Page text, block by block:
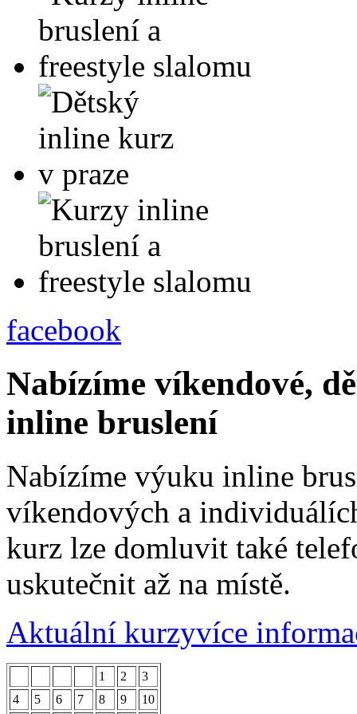
facebook
Nabízíme víkendové,
inline bruslení
Nabízíme výuku inline
víkendových a
kurz lze domluvit také
uskutečnit až na místě.
Aktuální kurzyvíce
1 2
3
4
5 6 7 8 9
10